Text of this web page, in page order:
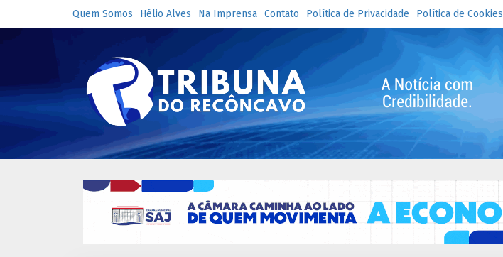
Quem Somos Hélio Alves Na Imprensa Contato Política de Privacidade Política de Cookies